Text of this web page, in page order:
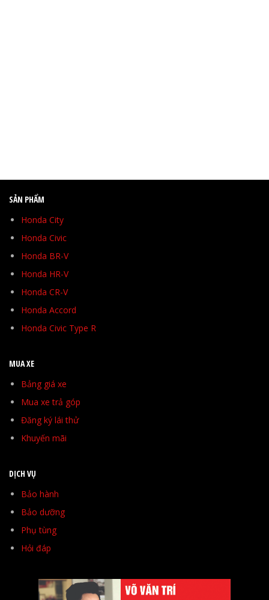
SẢN PHẨM
Honda City
Honda Civic
Honda BR-V
Honda HR-V
Honda CR-V
Honda Accord
Honda Civic Type R
MUA XE
Bảng giá xe
Mua xe trả góp
Đăng ký lái thử
Khuyến mãi
DỊCH VỤ
Bảo hành
Bảo dưỡng
Phụ tùng
Hỏi đáp